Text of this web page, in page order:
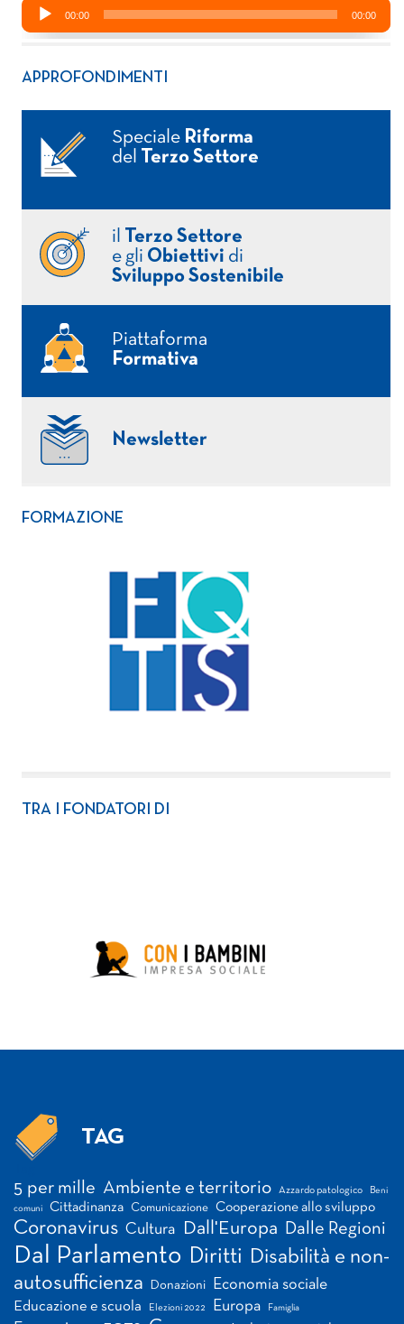
APPROFONDIMENTI
Speciale Riforma
del
Terzo Settore
il
Terzo Settore
e gli Obiettivi di
Sviluppo Sostenibile
Piattaforma
Formativa
Newsletter
FORMAZIONE
TRA I FONDATORI DI
TAG
5 per mille Ambiente e territorio Azzardo patologico Beni
comuni Cittadinanza Comunicazione Cooperazione allo sviluppo
Coronavirus Cultura Dall'Europa Dalle Regioni
Dal Parlamento Diritti
Disabilità e non-
autosufficienza
Donazioni Economia sociale
Educazione e scuola Elezioni 2022 Europa Famiglia